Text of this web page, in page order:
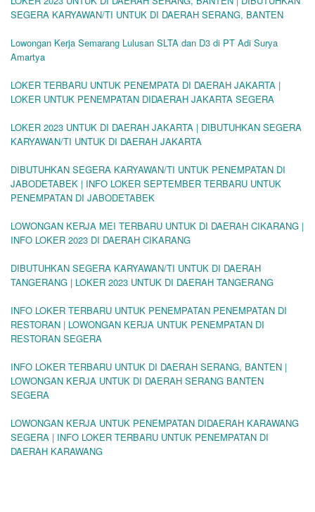
SEGERA KARYAWAN/TI UNTUK DI DAERAH SERANG, BANTEN
Lowongan Kerja Semarang Lulusan SLTA dan D3 di PT Adi Surya
Amartya
LOKER TERBARU UNTUK PENEMPATA DI DAERAH JAKARTA |
LOKER UNTUK PENEMPATAN DIDAERAH JAKARTA SEGERA
LOKER 2023 UNTUK DI DAERAH JAKARTA | DIBUTUHKAN SEGERA
KARYAWAN/TI UNTUK DI DAERAH JAKARTA
DIBUTUHKAN SEGERA KARYAWAN/TI UNTUK PENEMPATAN DI
JABODETABEK | INFO LOKER SEPTEMBER TERBARU UNTUK
PENEMPATAN DI JABODETABEK
LOWONGAN KERJA MEI TERBARU UNTUK DI DAERAH CIKARANG |
INFO LOKER 2023 DI DAERAH CIKARANG
DIBUTUHKAN SEGERA KARYAWAN/TI UNTUK DI DAERAH
TANGERANG | LOKER 2023 UNTUK DI DAERAH TANGERANG
INFO LOKER TERBARU UNTUK PENEMPATAN PENEMPATAN DI
RESTORAN | LOWONGAN KERJA UNTUK PENEMPATAN DI
RESTORAN SEGERA
INFO LOKER TERBARU UNTUK DI DAERAH SERANG, BANTEN |
LOWONGAN KERJA UNTUK DI DAERAH SERANG BANTEN
SEGERA
LOWONGAN KERJA UNTUK PENEMPATAN DIDAERAH KARAWANG
SEGERA | INFO LOKER TERBARU UNTUK PENEMPATAN DI
DAERAH KARAWANG